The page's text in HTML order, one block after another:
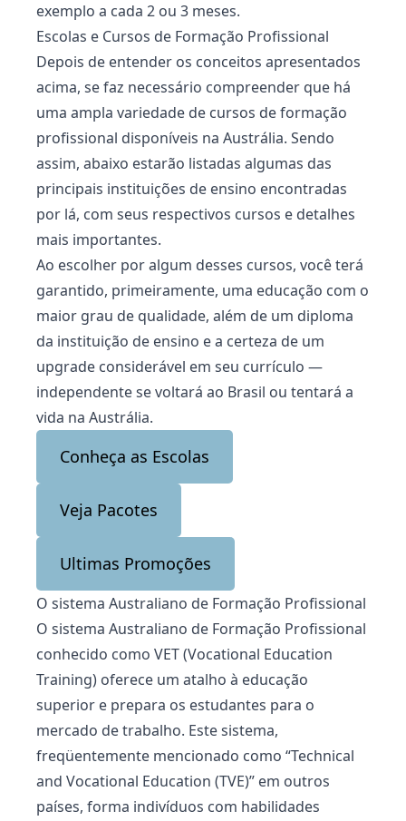
exemplo a cada 2 ou 3 meses.
Escolas e Cursos de Formação Profissional
Depois de entender os conceitos apresentados
acima, se faz necessário compreender que há
uma ampla variedade de cursos de formação
profissional disponíveis na Austrália. Sendo
assim, abaixo estarão listadas algumas das
principais instituições de ensino encontradas
por lá, com seus respectivos cursos e detalhes
mais importantes.
Ao escolher por algum desses cursos, você terá
garantido, primeiramente, uma educação com o
maior grau de qualidade, além de um diploma
da instituição de ensino e a certeza de um
upgrade considerável em seu currículo —
independente se voltará ao Brasil ou tentará a
vida na Austrália.
Conheça as Escolas
Veja Pacotes
Ultimas Promoções
O sistema Australiano de Formação Profissional
O sistema Australiano de Formação Profissional
conhecido como VET (Vocational Education
Training) oferece um atalho à educação
superior e prepara os estudantes para o
mercado de trabalho. Este sistema,
freqüentemente mencionado como “Technical
and Vocational Education (TVE)” em outros
países, forma indivíduos com habilidades